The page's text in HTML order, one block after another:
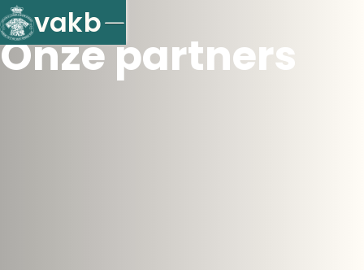
vakb
Onze partners